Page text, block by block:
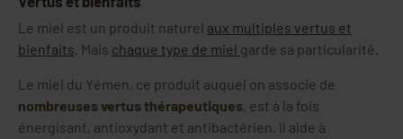
Le miel est un produit naturel aux multiples vertus et
bienfaits. Mais chaque type de miel garde sa particularité.
Le miel du Yémen, ce produit auquel on associe de
nombreuses vertus thérapeutiques, est à la fois
énergisant, antioxydant et antibactérien. Il aide à